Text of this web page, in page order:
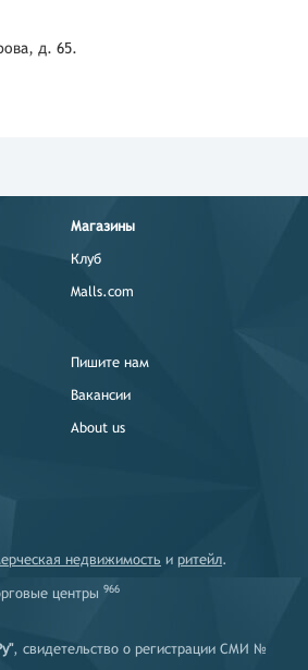
д. 65.
Магазины
Клуб
Malls.com
Пишите нам
Вакансии
About us
недвижимость и ритейл.
центры 966
, свидетельство о регистрации СМИ №